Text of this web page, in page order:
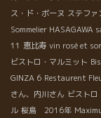
ス・ド・ボーヌ ステファ
Sommelier HASAGAWA
11 恵比寿 vin rosé et
ビストロ・マルミット
GINZA 6 Restaurent
さん、内川さん ビスト
ル 桜島 2016年